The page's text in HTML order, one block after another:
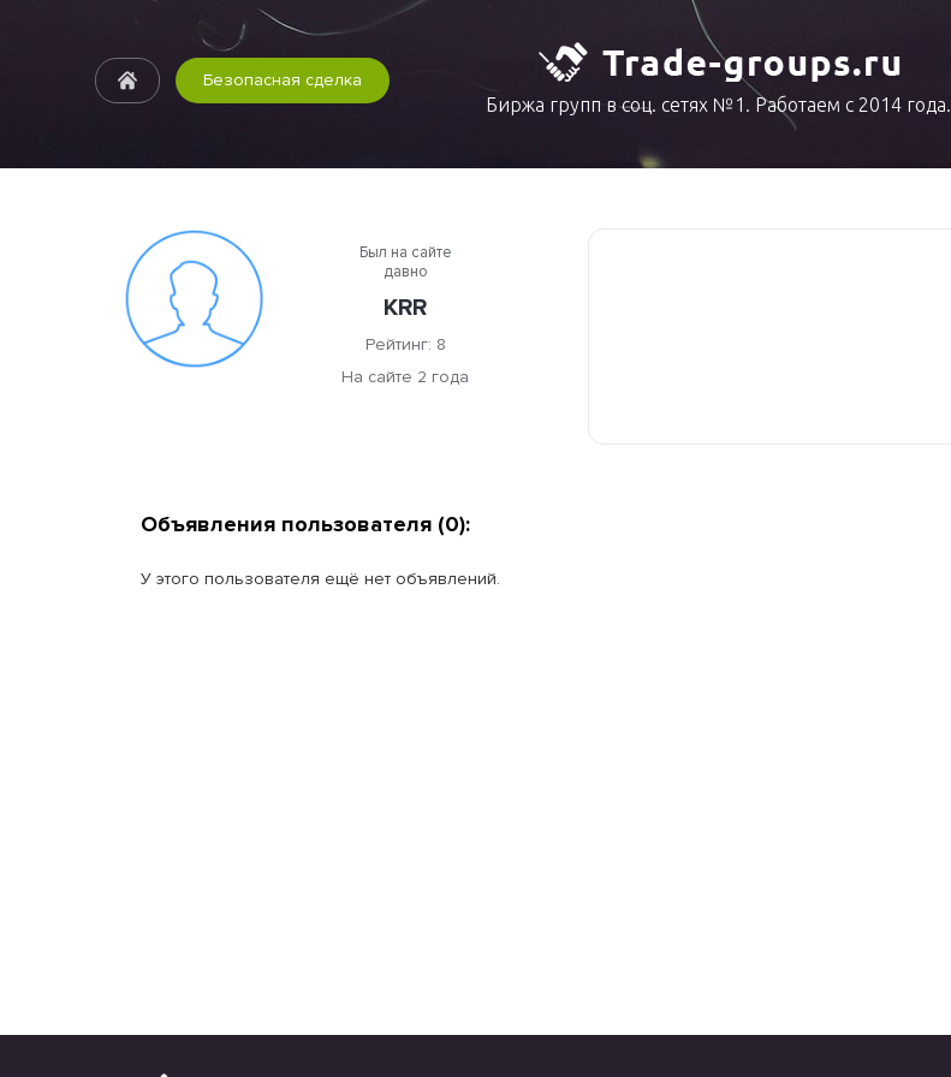
Безопасная сделка
Биржа групп в соц. сетях №1. Работаем с 2014 года.
Был на сайте
давно
KRR
Рейтинг: 8
На сайте 2 года
Объявления пользователя (0):
У этого пользователя ещё нет объявлений.